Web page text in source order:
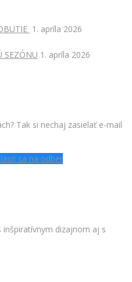
1. apríla 2026
SEZÓNU 1. apríla 2026
Tak si nechaj zasielať e-mail
sa na odber
inšpiratívnym dizajnom aj s